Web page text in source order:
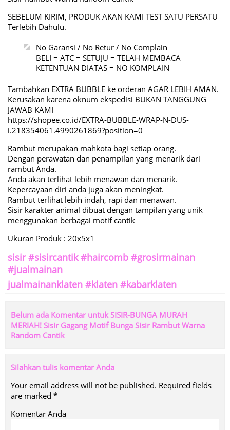
SEBELUM KIRIM, PRODUK AKAN KAMI TEST SATU PERSATU
Terlebih Dahulu.
No Garansi / No Retur / No Complain
BELI = ATC = SETUJU = TELAH MEMBACA
KETENTUAN DIATAS = NO KOMPLAIN
Tambahkan EXTRA BUBBLE ke orderan AGAR LEBIH AMAN.
Kerusakan karena oknum ekspedisi BUKAN TANGGUNG
JAWAB KAMI
https://shopee.co.id/EXTRA-BUBBLE-WRAP-N-DUS-
i.218354061.4990261869?position=0
Rambut merupakan mahkota bagi setiap orang.
Dengan perawatan dan penampilan yang menarik dari
rambut Anda.
Anda akan terlihat lebih menawan dan menarik.
Kepercayaan diri anda juga akan meningkat.
Rambut terlihat lebih indah, rapi dan menawan.
Sisir karakter animal dibuat dengan tampilan yang unik
menggunakan berbagai motif cantik
Ukuran Produk : 20x5x1
sisir #sisircantik #haircomb #grosirmainan
#jualmainan
jualmainanklaten #klaten #kabarklaten
Belum ada Komentar untuk SISIR-BUNGA MURAH
MERIAH! Sisir Gagang Motif Bunga Sisir Rambut Warna
Random Cantik
Silahkan tulis komentar Anda
Your email address will not be published. Required fields
are marked *
Komentar Anda